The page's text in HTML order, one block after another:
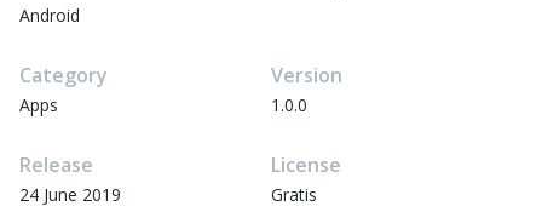
Android
Category
Apps
Version
1.0.0
Release
24 June 2019
License
Gratis